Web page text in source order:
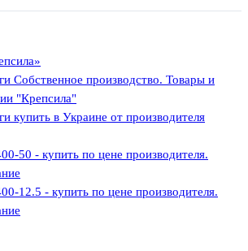
Собственное производство. Товары и
"Крепсила"
купить в Украине от производителя
50 - купить по цене производителя.
12.5 - купить по цене производителя.